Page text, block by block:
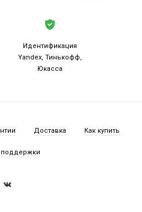
Идентификация
Yandex, Тинькофф,
Юкасса
Доставка Как купить
поддержки